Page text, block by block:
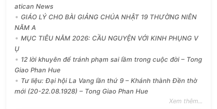
atican News
GIÁO LÝ CHO BÀI GIẢNG CHÚA NHẬT 19 THƯỜNG NIÊN
NĂM A
MỤC TIÊU NĂM 2026: CẦU NGUYỆN VỚI KINH PHỤNG V
Ụ
12 lời khuyên để tránh phạm sai lầm trong cuộc đời – Tong
Giao Phan Hue
Tư liệu: Đại hội La Vang lần thứ 9 – Khánh thành Đền thờ
mới (20-22.08.1928) – Tong Giao Phan Hue
Xem thêm...